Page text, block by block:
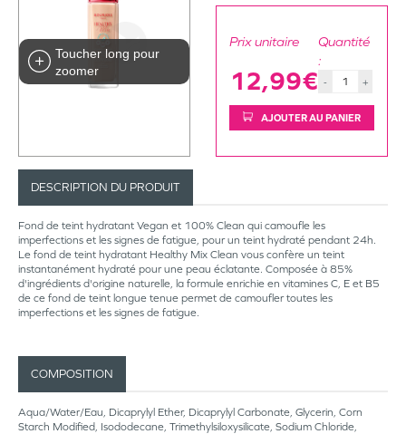
Toucher long pour
zoomer
Prix unitaire
12,99€
Quantité
:
- +
AJOUTER AU PANIER
DESCRIPTION DU PRODUIT
Fond de teint hydratant Vegan et 100% Clean qui camoufle les
imperfections et les signes de fatigue, pour un teint hydraté pendant 24h.
Le fond de teint hydratant Healthy Mix Clean vous confère un teint
instantanément hydraté pour une peau éclatante. Composée à 85%
d'ingrédients d'origine naturelle, la formule enrichie en vitamines C, E et B5
de ce fond de teint longue tenue permet de camoufler toutes les
imperfections et les signes de fatigue.
COMPOSITION
Aqua/Water/Eau, Dicaprylyl Ether, Dicaprylyl Carbonate, Glycerin, Corn
Starch Modified, Isododecane, Trimethylsiloxysilicate, Sodium Chloride,